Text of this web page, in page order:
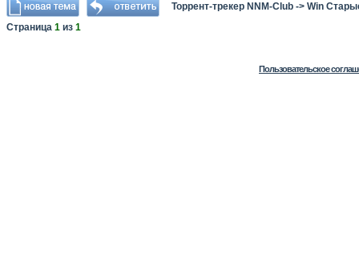
Торрент-трекер NNM-Club -> Win
Страница 1 из 1
Пользовательское